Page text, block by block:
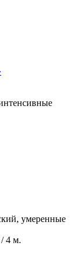
умеренные
4 м.